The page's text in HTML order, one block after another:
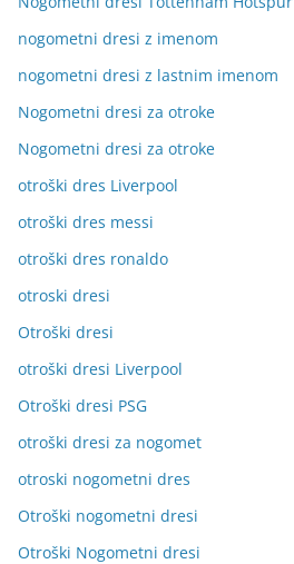
nogometni dresi z imenom
nogometni dresi z lastnim imenom
Nogometni dresi za otroke
Nogometni dresi za otroke
otroški dres Liverpool
otroški dres messi
otroški dres ronaldo
otroski dresi
Otroški dresi
otroški dresi Liverpool
Otroški dresi PSG
otroški dresi za nogomet
otroski nogometni dres
Otroški nogometni dresi
Otroški Nogometni dresi